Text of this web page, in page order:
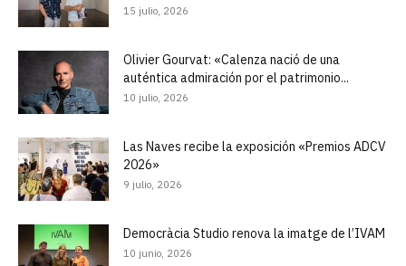
15 julio, 2026
Olivier Gourvat: «Calenza nació de una
auténtica admiración por el patrimonio...
10 julio, 2026
Las Naves recibe la exposición «Premios ADCV
2026»
9 julio, 2026
Democràcia Studio renova la imatge de l’IVAM
10 junio, 2026